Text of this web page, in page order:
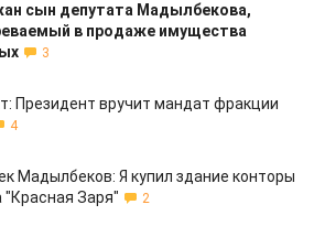
сын депутата Мадылбекова,
в продаже имущества
3
Президент вручит мандат фракции
4
Мадылбеков: Я купил здание конторы
"Красная Заря"
2